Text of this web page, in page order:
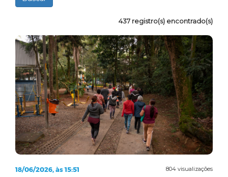
437 registro(s) encontrado(s)
804 visualizações
18/06/2026, às 15:51